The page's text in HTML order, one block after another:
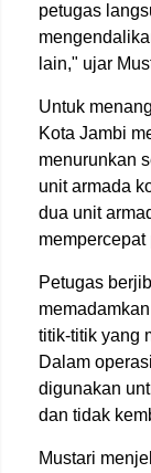
petugas
lain," ujar
Untuk
Kota Jambi
menurunkan
unit armada
dua unit
mempercepat
Petugas
titik-titik yang
Dalam
digunakan
dan tidak
Mustari